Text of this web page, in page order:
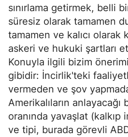
sınırlama getirmek, belli
süresiz olarak tamamen
tamamen ve kalıcı olarak
askeri ve hukuki şartları
Konuyla ilgili bizim
gibidir: İncirlik'teki
vermeden ve şov
Amerikalıların
oranında yavaşlat (kalkıp
ve tipi, burada görevli